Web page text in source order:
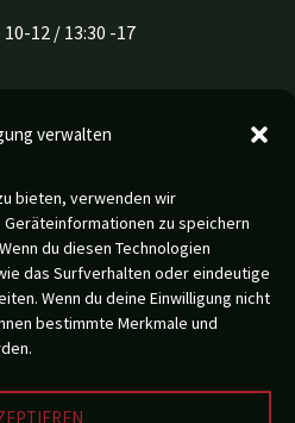
verwalten
bieten, verwenden wir
zu speichern
du diesen Technologien
das Surfverhalten oder eindeutige
Wenn du deine Einwilligung nicht
bestimmte Merkmale und
10-12 / 13:30 -17
Bersaglio 36
Italia
e leggibilità, si è fatto uso del
Tale scelta è da intendersi come